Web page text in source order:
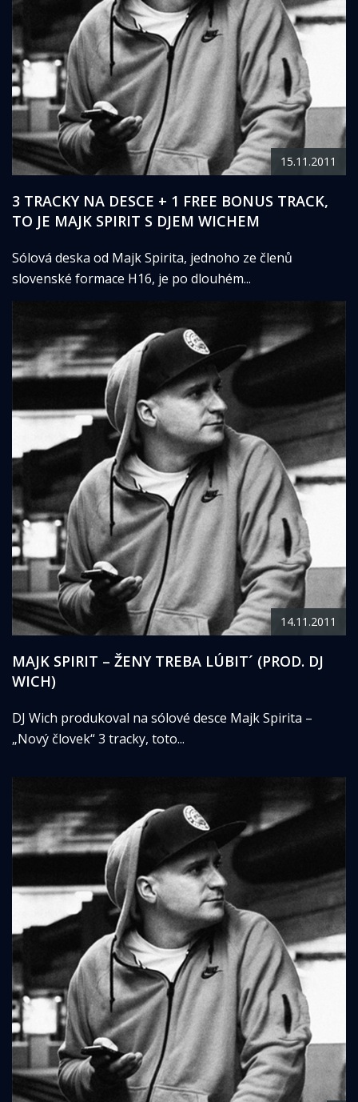
15.11.2011
3 TRACKY NA DESCE + 1 FREE BONUS TRACK,
TO JE MAJK SPIRIT S DJEM WICHEM
Sólová deska od Majk Spirita, jednoho ze členů
slovenské formace H16, je po dlouhém...
14.11.2011
MAJK SPIRIT – ŽENY TREBA LÚBIT´ (PROD. DJ
WICH)
DJ Wich produkoval na sólové desce Majk Spirita –
„Nový človek“ 3 tracky, toto...